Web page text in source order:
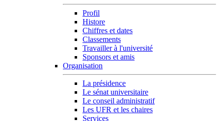
Profil
Histore
Chiffres et dates
Classements
Travailler à l'université
Sponsors et amis
Organisation
La présidence
Le sénat universitaire
Le conseil administratif
Les UFR et les chaires
Services